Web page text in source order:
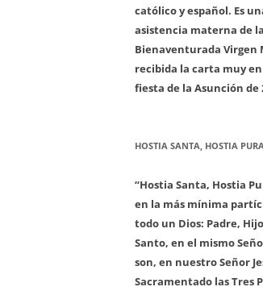
católico y español. Es
asistencia materna de la
Bienaventurada Virgen
recibida la carta muy
fiesta de la Asunción de
HOSTIA SANTA, HOSTIA
“Hostia Santa, Hostia
en la más mínima
todo un Dios: Padre,
Santo, en el mismo
son, en nuestro Señor
Sacramentado las Tres